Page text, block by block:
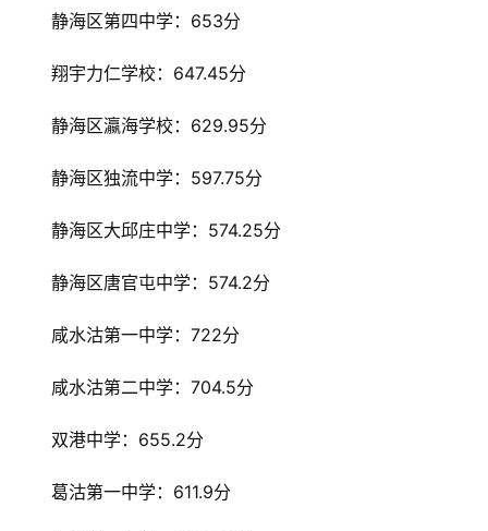
静海区第四中学：653分
翔宇力仁学校：647.45分
静海区瀛海学校：629.95分
静海区独流中学：597.75分
静海区大邱庄中学：574.25分
静海区唐官屯中学：574.2分
咸水沽第一中学：722分
咸水沽第二中学：704.5分
双港中学：655.2分
葛沽第一中学：611.9分